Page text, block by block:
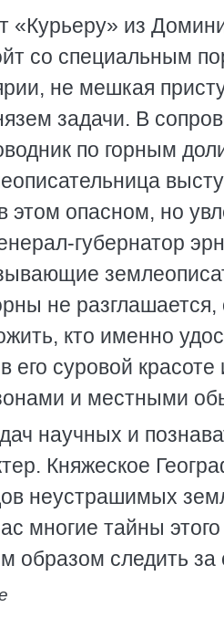
«Курьеру» из
со специальным
не мешкая
задачи. В
по горным
этом опасном, но
губернатор
не
кто именно
его суровой
и местными
научных и
Княжеское
неустрашимых
многие тайны
образом следить за